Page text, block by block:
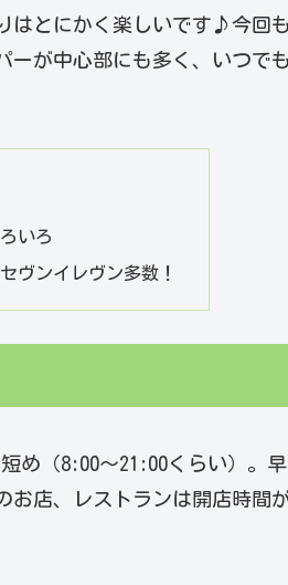
はとにかく楽しいです♪今回
が中心部にも多く、いつで
いろ
ヴンイレヴン多数！
め（8:00～21:00くらい）。
お店、レストランは開店時間